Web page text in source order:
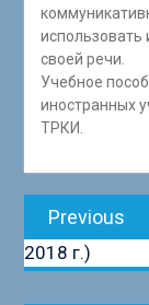
использовать
своей речи.
Учебное
иностранных
ТРКИ.
Навигация
записям
Previous
2018 г.)